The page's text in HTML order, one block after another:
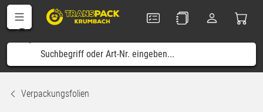
Verpackungsfolien